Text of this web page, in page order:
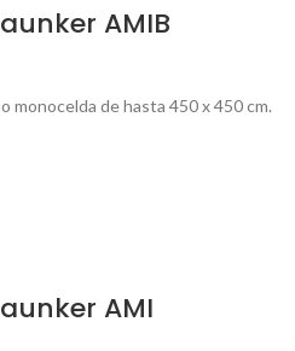
AMIB
monocelda de hasta 450 x 450 cm.
AMI